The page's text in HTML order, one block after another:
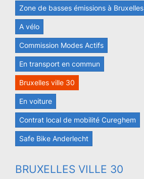
Zone de basses émissions à Bruxelles
A vélo
Commission Modes Actifs
En transport en commun
Bruxelles ville 30
En voiture
Contrat local de mobilité Cureghem
Safe Bike Anderlecht
BRUXELLES VILLE 30